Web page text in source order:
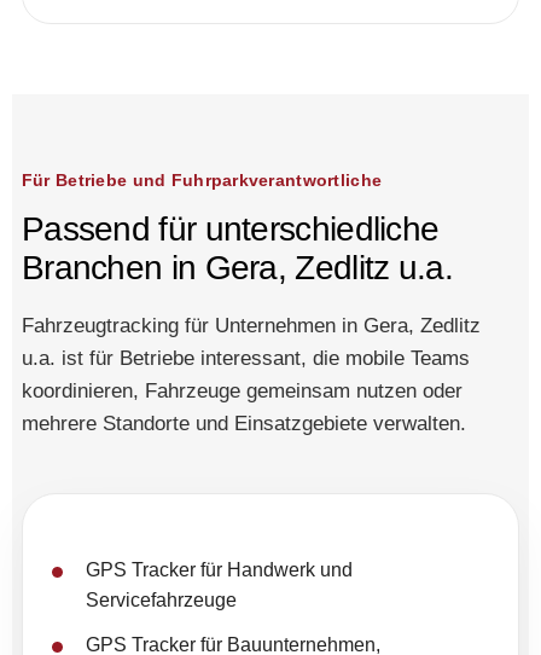
Für Betriebe und Fuhrparkverantwortliche
Passend für unterschiedliche
Branchen in Gera, Zedlitz u.a.
Fahrzeugtracking für Unternehmen in Gera, Zedlitz
u.a. ist für Betriebe interessant, die mobile Teams
koordinieren, Fahrzeuge gemeinsam nutzen oder
mehrere Standorte und Einsatzgebiete verwalten.
GPS Tracker für Handwerk und
Servicefahrzeuge
GPS Tracker für Bauunternehmen,